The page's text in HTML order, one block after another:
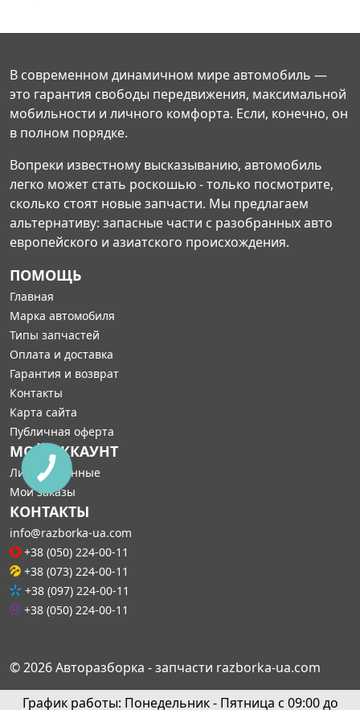
В современном динамичном мире автомобиль —
это гарантия свободы передвижения, максимальной
мобильности и личного комфорта. Если, конечно, он
в полном порядке.
Вопреки известному высказыванию, автомобиль
легко может стать роскошью - только посмотрите,
сколько стоят новые запчасти. Мы предлагаем
альтернативу: запасные части с разобранных авто
европейского и азиатского происхождения.
ПОМОЩЬ
Главная
Марка автомобиля
Типы запчастей
Оплата и доставка
Гарантия и возврат
Контакты
Карта сайта
Публичная оферта
МОЙ АККАУНТ
Личные данные
Мои заказы
КОНТАКТЫ
info@razborka-ua.com
+38 (050) 224-00-11
+38 (073) 224-00-11
+38 (097) 224-00-11
+38 (050) 224-00-11
© 2026 Авторазборка - запчасти razborka-ua.com
График работы: Понедельник - Пятница с 09:00 до